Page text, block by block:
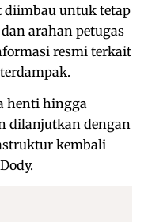
diimbau untuk tetap
arahan petugas
resmi terkait
henti hingga
dilanjutkan dengan
kembali